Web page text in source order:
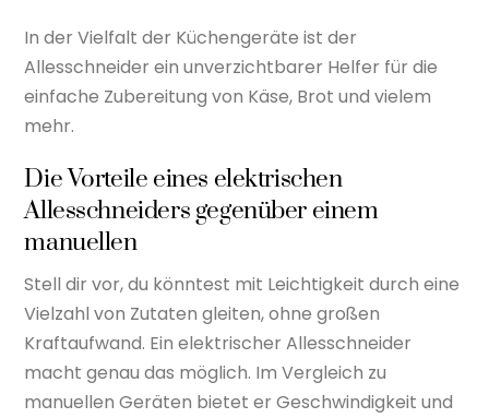
In der Vielfalt der Küchengeräte ist der
Allesschneider ein unverzichtbarer Helfer für die
einfache Zubereitung von Käse, Brot und vielem
mehr.
Die Vorteile eines elektrischen
Allesschneiders gegenüber einem
manuellen
Stell dir vor, du könntest mit Leichtigkeit durch eine
Vielzahl von Zutaten gleiten, ohne großen
Kraftaufwand. Ein elektrischer Allesschneider
macht genau das möglich. Im Vergleich zu
manuellen Geräten bietet er Geschwindigkeit und